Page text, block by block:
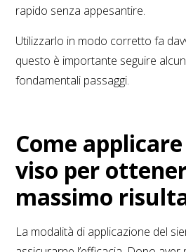
rapido senza appesantire.
Utilizzarlo in modo corretto fa
questo è importante seguire
fondamentali passaggi.
Come
viso per
massimo
La modalità di applicazione del